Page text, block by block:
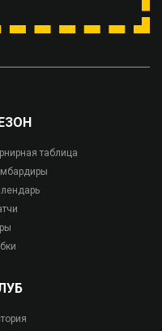
таблица